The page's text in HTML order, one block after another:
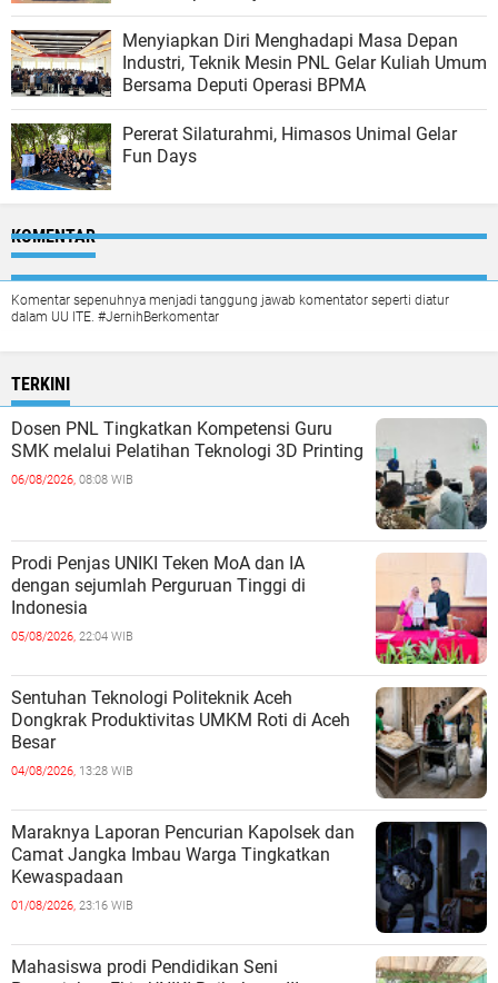
Menyiapkan Diri Menghadapi Masa Depan
Industri, Teknik Mesin PNL Gelar Kuliah Umum
Bersama Deputi Operasi BPMA
Pererat Silaturahmi, Himasos Unimal Gelar
Fun Days
KOMENTAR
Komentar sepenuhnya menjadi tanggung jawab komentator seperti diatur
dalam UU ITE. #JernihBerkomentar
TERKINI
Dosen PNL Tingkatkan Kompetensi Guru
SMK melalui Pelatihan Teknologi 3D Printing
06/08/2026, 08:08 WIB
Prodi Penjas UNIKI Teken MoA dan IA
dengan sejumlah Perguruan Tinggi di
Indonesia
05/08/2026, 22:04 WIB
Sentuhan Teknologi Politeknik Aceh
Dongkrak Produktivitas UMKM Roti di Aceh
Besar
04/08/2026, 13:28 WIB
Maraknya Laporan Pencurian Kapolsek dan
Camat Jangka Imbau Warga Tingkatkan
Kewaspadaan
01/08/2026, 23:16 WIB
Mahasiswa prodi Pendidikan Seni